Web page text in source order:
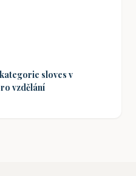
sloves v
vzdělání